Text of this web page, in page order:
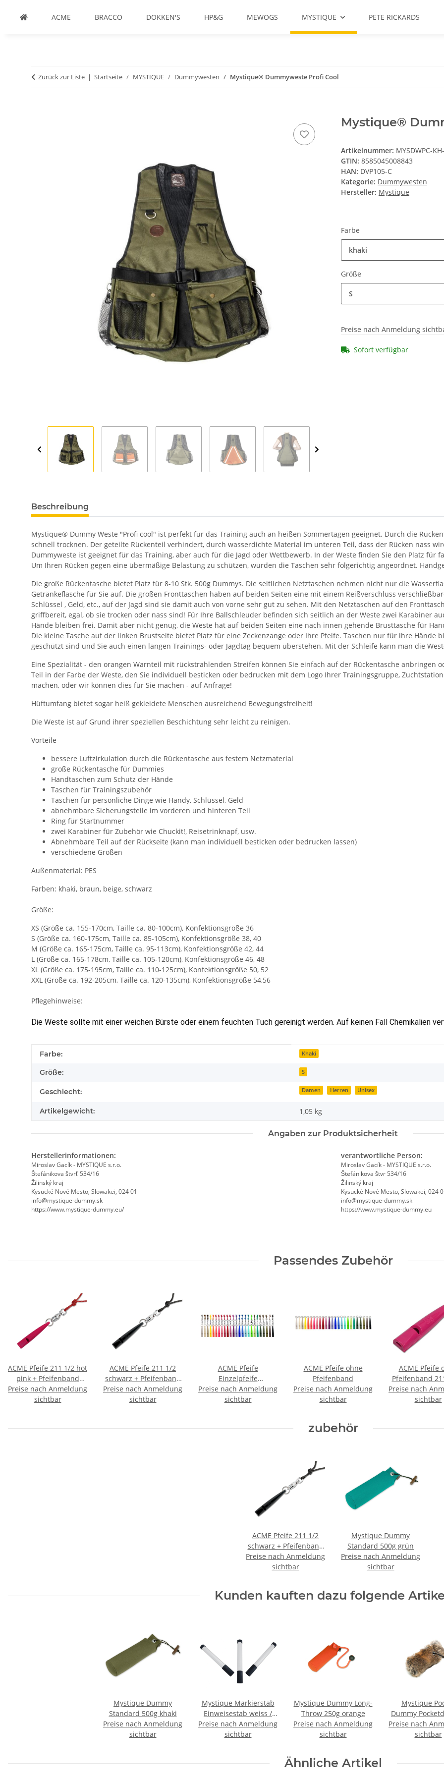
ACME BRACCO DOKKEN'S HP&G MEWOGS MYSTIQUE PETE RICKARDS
Zurück zur Liste Startseite MYSTIQUE Dummywesten Mystique® Dummyweste Profi Cool
Mystique®
Artikelnummer: MYSDWPC-
GTIN: 8585045008843
HAN: DVP105-C
Kategorie: Dummywesten
Hersteller: Mystique
Farbe
khaki
Größe
S
Preise nach Anmeldung
Sofort verfügbar
Beschreibung
Mystique® Dummy Weste "Profi cool" ist perfekt für das Training auch an heißen Sommertagen geeignet. Durch die
schnell trocknen. Der geteilte Rückenteil verhindert, durch wasserdichte Material im unteren Teil, dass der Rücken nass
Dummyweste ist geeignet für das Training, aber auch für die Jagd oder Wettbewerb. In der Weste finden Sie den Platz
Um Ihren Rücken gegen eine übermäßige Belastung zu schützen, wurden die Taschen sehr folgerichtig angeordnet.
Die große Rückentasche bietet Platz für 8-10 Stk. 500g Dummys. Die seitlichen Netztaschen nehmen nicht nur die
Getränkeflasche für Sie auf. Die großen Fronttaschen haben auf beiden Seiten eine mit einem Reißverschluss
Schlüssel , Geld, etc., auf der Jagd sind sie damit auch von vorne sehr gut zu sehen. Mit den Netztaschen auf den
griffbereit, egal, ob sie trocken oder nass sind! Für Ihre Ballschleuder befinden sich seitlich an der Weste zwei Karabiner
Hände bleiben frei. Damit aber nicht genug, die Weste hat auf beiden Seiten eine nach innen gehende Brusttasche für
Die kleine Tasche auf der linken Brustseite bietet Platz für eine Zeckenzange oder Ihre Pfeife. Taschen nur für ihre Hände
geschützt sind und Sie auch einen langen Trainings- oder Jagdtag bequem überstehen. Mit der Schleife kann man die
Eine Spezialität - den orangen Warnteil mit rückstrahlenden Streifen können Sie einfach auf der Rückentasche anbringen
Teil in der Farbe der Weste, den Sie individuell besticken oder bedrucken mit dem Logo Ihrer Trainingsgruppe,
machen, oder wir können dies für Sie machen - auf Anfrage!
Hüftumfang bietet sogar heiß gekleidete Menschen ausreichend Bewegungsfreiheit!
Die Weste ist auf Grund ihrer speziellen Beschichtung sehr leicht zu reinigen.
Vorteile
bessere Luftzirkulation durch die Rückentasche aus festem Netzmaterial
große Rückentasche für Dummies
Handtaschen zum Schutz der Hände
Taschen für Trainingszubehör
Taschen für persönliche Dinge wie Handy, Schlüssel, Geld
abnehmbare Sicherungsteile im vorderen und hinteren Teil
Ring für Startnummer
zwei Karabiner für Zubehör wie Chuckit!, Reisetrinknapf, usw.
Abnehmbare Teil auf der Rückseite (kann man individuell besticken oder bedrucken lassen)
verschiedene Größen
Außenmaterial: PES
Farben: khaki, braun, beige, schwarz
Größe:
XS (Größe ca. 155-170cm, Taille ca. 80-100cm), Konfektionsgröße 36
S (Größe ca. 160-175cm, Taille ca. 85-105cm), Konfektionsgröße 38, 40
M (Größe ca. 165-175cm, Taille ca. 95-113cm), Konfektionsgröße 42, 44
L (Größe ca. 165-178cm, Taille ca. 105-120cm), Konfektionsgröße 46, 48
XL (Größe ca. 175-195cm, Taille ca. 110-125cm), Konfektionsgröße 50, 52
XXL (Größe ca. 192-205cm, Taille ca. 120-135cm), Konfektionsgröße 54,56
Pflegehinweise:
Die Weste sollte mit einer weichen Bürste oder einem feuchten Tuch gereinigt werden. Auf keinen Fall Chemikalien
Produkteigenschaft
Wert
Farbe: Khaki
Größe: S
Geschlecht: Damen Herren Unisex
Artikelgewicht: 1,05 kg
Angaben zur Produktsicherheit
Herstellerinformationen:
Miroslav Gacík - MYSTIQUE s.r.o.
Štefánikova štvrť 534/16
Žilinský kraj
Kysucké Nové Mesto, Slowakei, 024 01
info@mystique-dummy.sk
https://www.mystique-dummy.eu/
verantwortliche Person:
Miroslav Gacík - MYSTIQUE s.r.o.
Štefánikova štvr 534/16
Žilinský kraj
Kysucké Nové Mesto, Slowakei, 024
info@mystique-dummy.sk
https://www.mystique-dummy.eu
Passendes Zubehör
ACME Pfeife 211 1/2 hot
pink + Pfeifenband
kostenlos
Preise nach Anmeldung
sichtbar
ACME Pfeife 211 1/2
schwarz + Pfeifenband
kostenlos
Preise nach Anmeldung
sichtbar
ACME Pfeife
Einzelpfeife
Hundepfeife 210 - 210,5
- 211,5 - 212
Preise nach Anmeldung
sichtbar
ACME Pfeife ohne
Pfeifenband
Preise nach Anmeldung
sichtbar
ACME Pfeife
Pfeifenband
pink
Preise nach
sichtbar
zubehör
ACME Pfeife 211 1/2
schwarz + Pfeifenband
kostenlos
Preise nach Anmeldung
sichtbar
Mystique Dummy
Standard 500g grün
Preise nach Anmeldung
sichtbar
Kunden kauften dazu folgende
Mystique Dummy
Standard 500g khaki
Preise nach Anmeldung
sichtbar
Mystique Markierstab
Einweisestab weiss /
schwarz im Set 3 Stück
Preise nach Anmeldung
sichtbar
Mystique Dummy Long-
Throw 250g orange
Preise nach Anmeldung
sichtbar
Mystique
Dummy
mit Fell
Preise nach
sichtbar
Ähnliche Artikel